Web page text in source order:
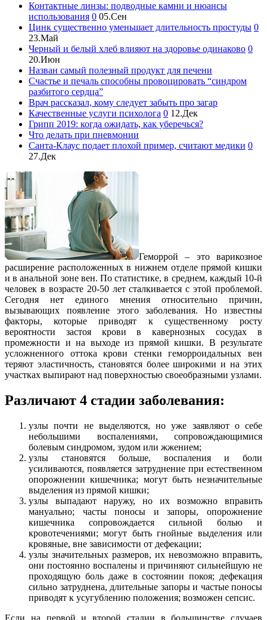
Контактные линзы: подводные камни и нюансы
использования 0 05.Сен
Цинк существенно уменьшает длительность простуды 0
23.Май
Черный и белый хлеб влияют на здоровье одинаково 0
20.Июн
Назван самый полезный продукт для печени
Счастье и печаль способны провоцировать “синдром
разбитого сердца”
Врач рассказал, кому следует забыть про загар
Качественные услуги психолога 0 12.Дек
Грипп 2019: когда ожидать, как уберечься?
Что делать при пневмонии
Санта-Клаус подает плохой пример, считают медики 0
27.Дек
Геморрой – это варикозное
расширение расположенных в нижнем отделе прямой кишки
и в анальной зоне вен. По статистике, в среднем, каждый 10-й
человек в возрасте 20-50 лет сталкивается с этой проблемой.
Сегодня нет единого мнения относительно причин,
вызывающих появление этого заболевания. Но известны
факторы, которые приводят к существенному росту
вероятности застоя крови в кавернозных сосудах в
промежности и на выходе из прямой кишки. В результате
усложненного оттока крови стенки геморроидальных вен
теряют эластичность, становятся более широкими и на этих
участках выпирают над поверхностью своеобразными узлами.
Различают 4 стадии заболевания:
узлы почти не выделяются, но уже заявляют о себе
небольшими воспалениями, сопровождающимися
болевым синдромом, зудом или жжением;
узлы становятся больше, воспаления и боли
усиливаются, появляется затруднение при естественном
опорожнении кишечника; могут быть незначительные
выделения из прямой кишки;
узлы выпадают наружу, но их возможно вправить
мануально; часты поносы и запоры, опорожнение
кишечника сопровождается сильной болью и
кровотечениями; могут быть гнойные выделения или
кровяные, вне зависимости от дефекации;
узлы значительных размеров, их невозможно вправить,
они постоянно воспалены и причиняют сильнейшую не
проходящую боль даже в состоянии покоя; дефекация
сильно затруднена, длительные запоры и частые поносы
приводят к усугублению положения; возможен сепсис.